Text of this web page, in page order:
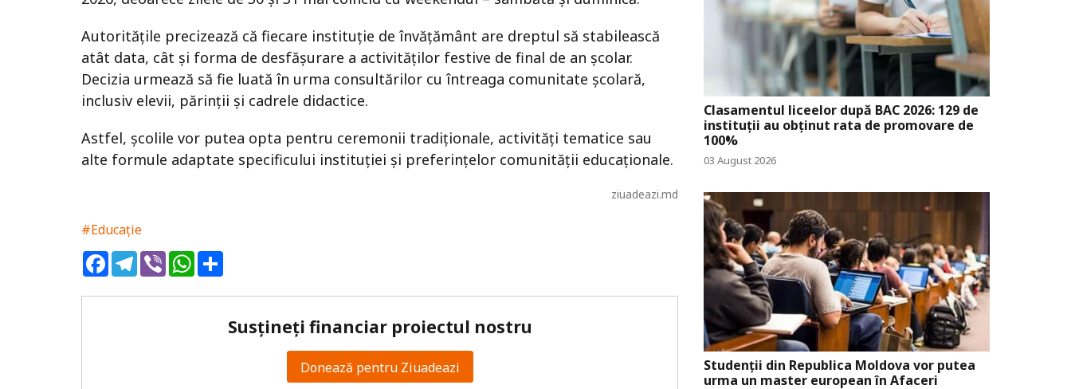
Autoritățile precizează că fiecare instituție de învățământ are dreptul să stabilească
atât data, cât și forma de desfășurare a activităților festive de final de an școlar.
Decizia urmează să fie luată în urma consultărilor cu întreaga comunitate școlară,
inclusiv elevii, părinții și cadrele didactice.
Astfel, școlile vor putea opta pentru ceremonii tradiționale, activități tematice sau
alte formule adaptate specificului instituției și preferințelor comunității educaționale.
ziuadeazi.md
#Educație
FacebookTelegram
ViberWhatsApp
Susțineți financiar proiectul nostru
Donează pentru Ziuadeazi
Clasamentul liceelor după BAC 2026: 129 de
instituții au obținut rata de promovare de
100%
03 August 2026
Studenții din Republica Moldova vor putea
urma un master european în Afaceri